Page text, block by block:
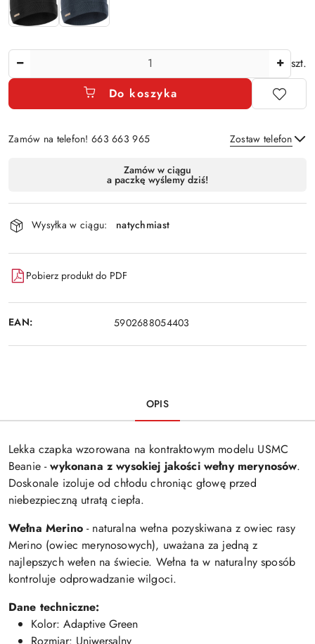
szt.
Do koszyka
Zamów na telefon! 663 663 965 Zostaw telefon
Wyślij
dostawa
Zamów w ciągu
a paczkę wyślemy dziś!
Wysyłka w ciągu: natychmiast
Pobierz produkt do PDF
EAN: 5902688054403
OPIS
Lekka czapka wzorowana na kontraktowym modelu USMC
Beanie -wykonana z wysokiej jakości wełny merynosów.
Doskonale izoluje od chłodu chroniąc głowę przed
niebezpieczną utratą ciepła.
Wełna Merino- naturalna wełna pozyskiwana z owiec rasy
Merino (owiec merynosowych), uważana za jedną z
najlepszych wełen na świecie. Wełna ta w naturalny sposób
kontroluje odprowadzanie wilgoci.
Dane techniczne:
Kolor: Adaptive Green